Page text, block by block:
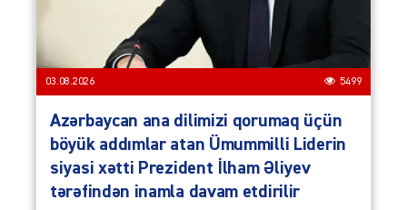
03.08.2026 5499
Azərbaycan ana dilimizi qorumaq üçün
böyük addımlar atan Ümummilli Liderin
siyasi xətti Prezident İlham Əliyev
tərəfindən inamla davam etdirilir